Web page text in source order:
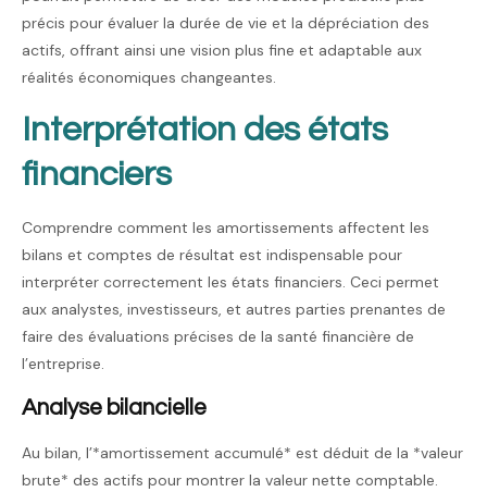
précis pour évaluer la durée de vie et la dépréciation des
actifs, offrant ainsi une vision plus fine et adaptable aux
réalités économiques changeantes.
Interprétation des états
financiers
Comprendre comment les amortissements affectent les
bilans et comptes de résultat est indispensable pour
interpréter correctement les états financiers. Ceci permet
aux analystes, investisseurs, et autres parties prenantes de
faire des évaluations précises de la santé financière de
l’entreprise.
Analyse bilancielle
Au bilan, l’*amortissement accumulé* est déduit de la *valeur
brute* des actifs pour montrer la valeur nette comptable.